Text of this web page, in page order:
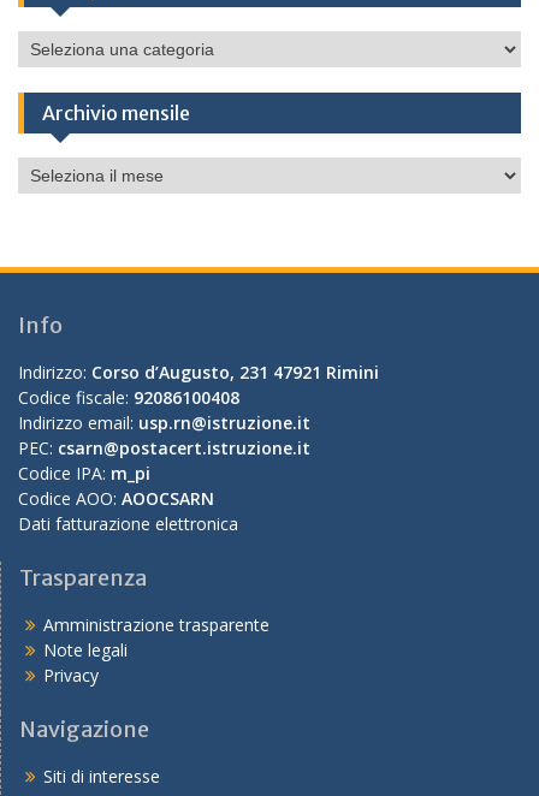
Categorie
Archivio mensile
Archivio
mensile
Info
Indirizzo: Corso d’Augusto, 231 47921 Rimini
Codice fiscale: 92086100408
Indirizzo email: usp.rn@istruzione.it
PEC: csarn@postacert.istruzione.it
Codice IPA: m_pi
Codice AOO: AOOCSARN
Dati fatturazione elettronica
Trasparenza
Amministrazione trasparente
Note legali
Privacy
Navigazione
Siti di interesse